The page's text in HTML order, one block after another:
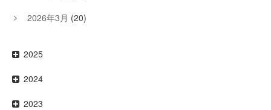
2026年3月 (20)
2025
2024
2023